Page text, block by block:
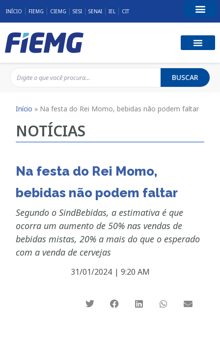
INÍCIO FIEMG CIEMG SESI SENAI IEL CIT
BUSCAR
Início » Na festa do Rei Momo, bebidas não podem faltar
NOTÍCIAS
Na festa do Rei Momo,
bebidas não podem faltar
Segundo o SindBebidas, a estimativa é que
ocorra um aumento de 50% nas vendas de
bebidas mistas, 20% a mais do que o esperado
com a venda de cervejas
31/01/2024 | 9:20 AM